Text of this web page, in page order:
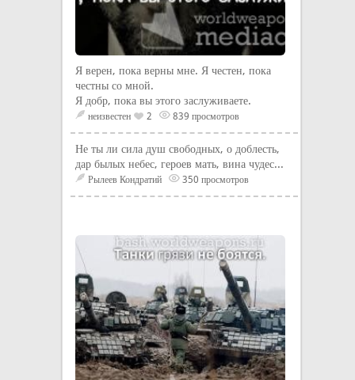
Я верен, пока верны мне. Я честен, пока
честны со мной.
Я добр, пока вы этого заслуживаете.
неизвестен 2 839 просмотров
Не ты ли сила душ свободных, о доблесть,
дар былых небес, героев мать, вина чудес...
Рылеев Кондратий 350 просмотров